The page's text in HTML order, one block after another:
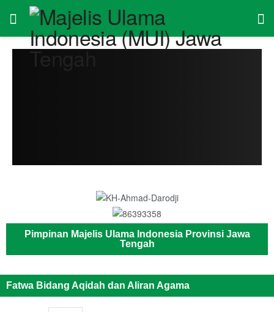
Pimpinan Majelis Ulama Indonesia Provinsi Jawa
Tengah
Fatwa Bidang Aqidah dan Aliran Agama